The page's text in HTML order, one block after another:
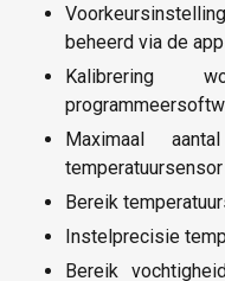
beheerd via de app
Kalibrering
Maximaal
Bereik
Instelprecisie
Bereik